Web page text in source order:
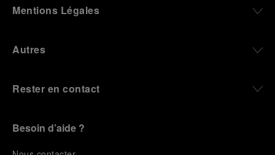
Mentions Légales
Autres
Rester en contact
Besoin d’aide ?